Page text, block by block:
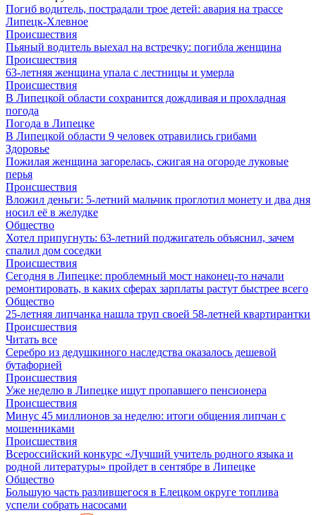
Погиб водитель, пострадали трое детей: авария на трассе
Липецк-Хлевное
Происшествия
Пьяный водитель выехал на встречку: погибла женщина
Происшествия
63-летняя женщина упала с лестницы и умерла
Происшествия
В Липецкой области сохранится дождливая и прохладная
погода
Погода в Липецке
В Липецкой области 9 человек отравились грибами
Здоровье
Пожилая женщина загорелась, сжигая на огороде луковые
перья
Происшествия
Вложил деньги: 5-летний мальчик проглотил монету и два дня
носил её в желудке
Общество
Хотел припугнуть: 63-летний поджигатель объяснил, зачем
спалил дом соседки
Происшествия
Сегодня в Липецке: проблемный мост наконец-то начали
ремонтировать, в каких сферах зарплаты растут быстрее всего
Общество
25-летняя липчанка нашла труп своей 58-летней квартирантки
Происшествия
Читать все
Серебро из дедушкиного наследства оказалось дешевой
бутафорией
Происшествия
Уже неделю в Липецке ищут пропавшего пенсионера
Происшествия
Минус 45 миллионов за неделю: итоги общения липчан с
мошенниками
Происшествия
Всероссийский конкурс «Лучший учитель родного языка и
родной литературы» пройдет в сентябре в Липецке
Общество
Большую часть разлившегося в Елецком округе топлива
успели собрать насосами